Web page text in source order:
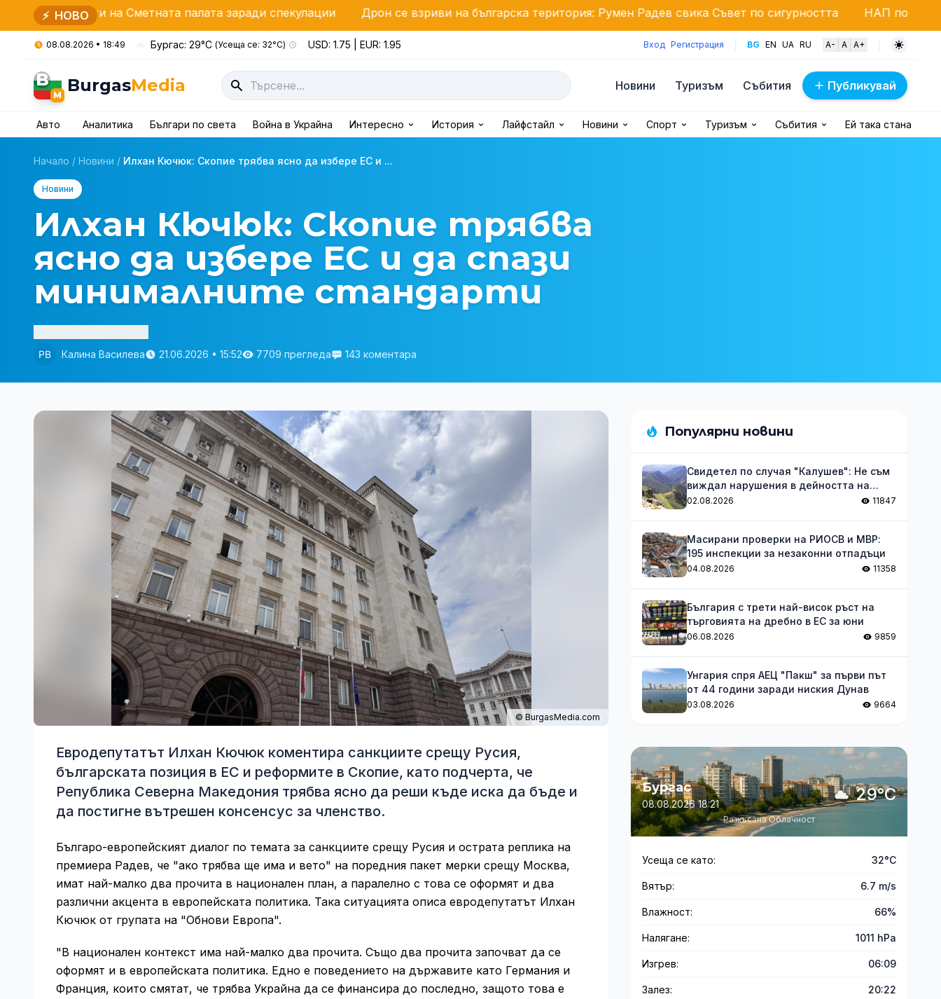
⚡ НОВО
на Сметната палата заради спекулации Дрон се взриви на българска територия: Румен Радев свика Съвет по сигурността НАП под лупа: Проверяват
08.08.2026 • 18:49 Бургас: 29°C (Усеща се: 32°C) USD: 1.75 | EUR: 1.95 Вход Регистрация BG EN UA RU A- A A+
B
M BurgasMedia Новини Туризъм Събития Публикувай
Авто Аналитика Българи по света Война в Украйна Интересно История Лайфстайл Новини Спорт Туризъм Събития Ей така стана
Начало / Новини / Илхан Кючюк: Скопие трябва ясно да избере ЕС и ...
Новини
Илхан Кючюк: Скопие трябва
ясно да избере ЕС и да спази
минималните стандарти
Калина Василева
21.06.2026 • 15:52 7709 прегледа 143 коментара
© BurgasMedia.com
Евродепутатът Илхан Кючюк коментира санкциите срещу Русия,
българската позиция в ЕС и реформите в Скопие, като подчерта, че
Република Северна Македония трябва ясно да реши къде иска да бъде и
да постигне вътрешен консенсус за членство.
Българо-европейският диалог по темата за санкциите срещу Русия и острата реплика на
премиера Радев, че "ако трябва ще има и вето" на поредния пакет мерки срещу Москва,
имат най-малко два прочита в национален план, а паралелно с това се оформят и два
различни акцента в европейската политика. Така ситуацията описа евродепутатът Илхан
Кючюк от групата на "Обнови Европа".
"В национален контекст има най-малко два прочита. Също два прочита започват да се
оформят и в европейската политика. Едно е поведението на държавите като Германия и
Франция, които смятат, че трябва Украйна да се финансира до последно, защото това е
Популярни новини
Свидетел по случая "Калушев": Не съм
виждал нарушения в дейността на
групата
02.08.2026 11847
Масирани проверки на РИОСВ и МВР:
195 инспекции за незаконни отпадъци
04.08.2026 11358
България с трети най-висок ръст на
търговията на дребно в ЕС за юни
06.08.2026 9859
Унгария спря АЕЦ "Пакш" за първи път
от 44 години заради ниския Дунав
03.08.2026 9664
Бургас
08.08.2026 18:21 29°C
Разкъсана Облачност
Усеща се като: 32°C
Вятър: 6.7 m/s
Влажност: 66%
Налягане: 1011 hPa
Изгрев: 06:09
Залез: 20:22